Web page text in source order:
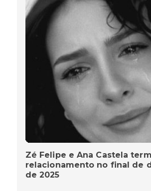
Zé Felipe e Ana Castela
relacionamento no final de
de 2025